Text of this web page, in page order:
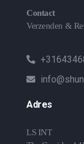
Contact
Verzenden &
Adres
LS INT